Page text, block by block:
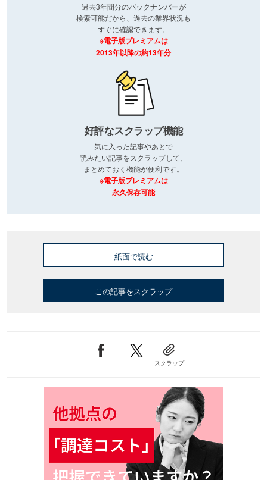
過去3年間分のバックナンバーが
検索可能だから、過去の業界状況も
すぐに確認できます。
※電子版プレミアムは
2013年以降の約13年分
好評なスクラップ機能
気に入った記事やあとで
読みたい記事をスクラップして、
まとめておく機能が便利です。
※電子版プレミアムは
永久保存可能
紙面で読む
この記事をスクラップ
スクラップ